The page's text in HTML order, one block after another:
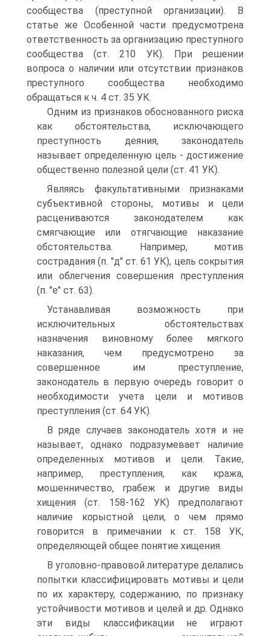
сообщества (преступной организации). В
статье же Особенной части предусмотрена
ответственность за организацию преступного
сообщества (ст. 210 УК). При решении
вопроса о наличии или отсутствии признаков
преступного сообщества необходимо
обращаться к ч. 4 ст. 35 УК.
Одним из признаков обоснованного риска
как обстоятельства, исключающего
преступность деяния, законодатель
называет определенную цель - достижение
общественно полезной цели (ст. 41 УК).
Являясь факультативными признаками
субъективной стороны, мотивы и цели
расцениваются законодателем как
смягчающие или отягчающие наказание
обстоятельства. Например, мотив
сострадания (п. "д" ст. 61 УК), цель сокрытия
или облегчения совершения преступления
(п. "е" ст. 63).
Устанавливая возможность при
исключительных обстоятельствах
назначения виновному более мягкого
наказания, чем предусмотрено за
совершенное им преступление,
законодатель в первую очередь говорит о
необходимости учета цели и мотивов
преступления (ст. 64 УК).
В ряде случаев законодатель хотя и не
называет, однако подразумевает наличие
определенных мотивов и цели. Такие,
например, преступления, как кража,
мошенничество, грабеж и другие виды
хищения (ст. 158-162 УК) предполагают
наличие корыстной цели, о чем прямо
говорится в примечании к ст. 158 УК,
определяющей общее понятие хищения.
В уголовно-правовой литературе делались
попытки классифицировать мотивы и цели
по их характеру, содержанию, по признаку
устойчивости мотивов и целей и др. Однако
эти виды классификации не играют